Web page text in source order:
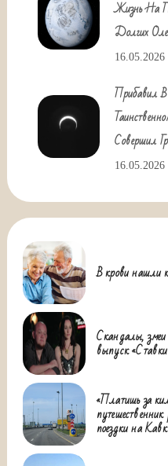
Жизнь На
Долгих
16.05.2026
Прибавил
Совершил
16.05.2026
В крови нашли
Скандалы, змеи
выпуск
«Платишь за
поездки на